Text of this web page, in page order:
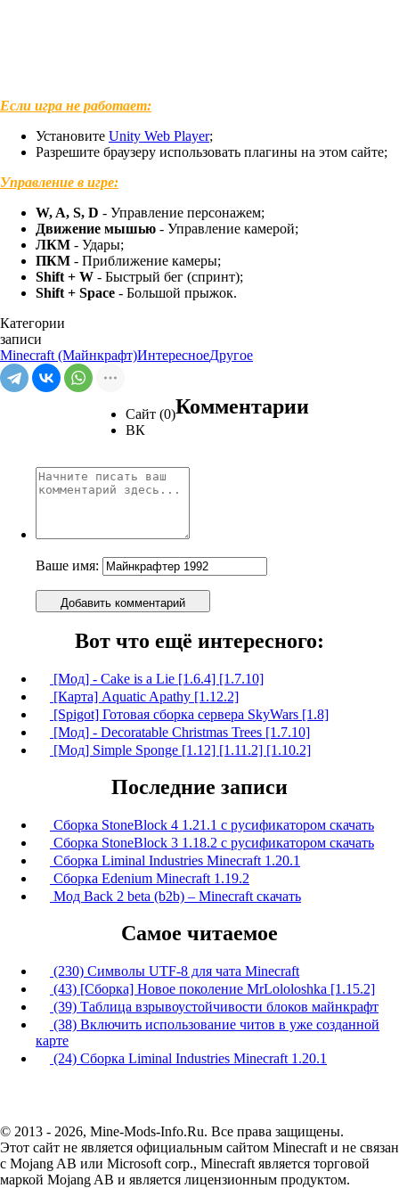
Если игра не работает:
Установите Unity Web Player;
Разрешите браузеру использовать плагины на этом сайте;
Управление в игре:
W, A, S, D - Управление персонажем;
Движение мышью - Управление камерой;
ЛКМ - Удары;
ПКМ - Приближение камеры;
Shift + W - Быстрый бег (спринт);
Shift + Space - Большой прыжок.
Категории
записи
Minecraft (Майнкрафт)ИнтересноеДругое
Сайт (0)
ВК
Комментарии
Ваше имя:
Добавить комментарий
Вот что ещё интересного:
[Мод] - Cake is a Lie [1.6.4] [1.7.10]
[Карта] Aquatic Apathy [1.12.2]
[Spigot] Готовая сборка сервера SkyWars [1.8]
[Мод] - Decoratable Christmas Trees [1.7.10]
[Мод] Simple Sponge [1.12] [1.11.2] [1.10.2]
Последние записи
Сборка StoneBlock 4 1.21.1 с русификатором скачать
Сборка StoneBlock 3 1.18.2 с русификатором скачать
Сборка Liminal Industries Minecraft 1.20.1
Сборка Edenium Minecraft 1.19.2
Мод Back 2 beta (b2b) – Minecraft скачать
Самое читаемое
(230) Символы UTF-8 для чата Minecraft
(43) [Сборка] Новое поколение MrLololoshka [1.15.2]
(39) Таблица взрывоустойчивости блоков майнкрафт
(38) Включить использование читов в уже созданной
карте
(24) Сборка Liminal Industries Minecraft 1.20.1
© 2013 - 2026, Mine-Mods-Info.Ru. Все права защищены.
Этот сайт не является официальным сайтом Minecraft и не связан
с Mojang AB или Microsoft corp., Minecraft является торговой
маркой Mojang AB и является лицензионным продуктом.